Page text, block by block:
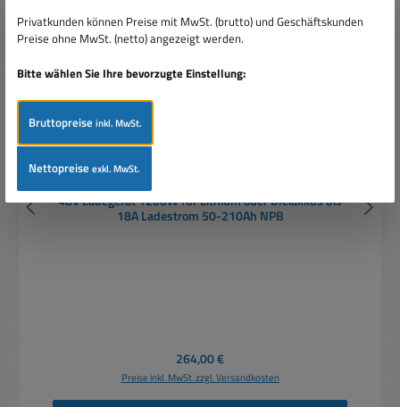
48V Ladegerät 1200W für Lithium oder Bleiakkus bis
18A Ladestrom 50-210Ah NPB
Regulärer Preis:
264,00 €
Preise inkl. MwSt. zzgl. Versandkosten
Privatkunden können Preise mit MwSt. (brutto) und Geschäftskunden
Preise ohne MwSt. (netto) angezeigt werden.
Bitte wählen Sie Ihre bevorzugte Einstellung:
Bruttopreiseinkl. MwSt.
Nettopreiseexkl. MwSt.